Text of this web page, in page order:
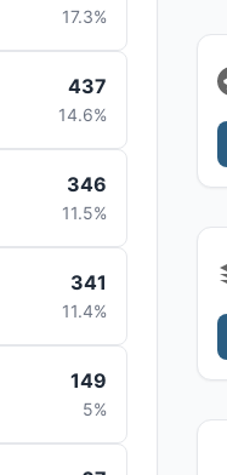
17.3%
437
14.6%
346
11.5%
341
11.4%
149
5%